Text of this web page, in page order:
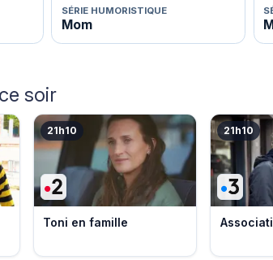
SÉRIE HUMORISTIQUE
Mom
soir
21h10
Toni en famille
21h10